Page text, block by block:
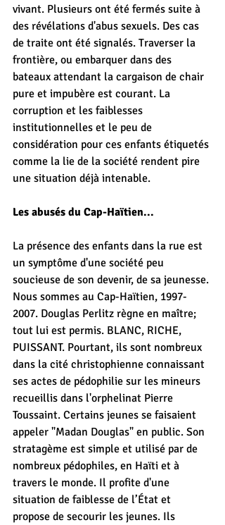
vivant. Plusieurs ont été fermés suite à
des révélations d'abus sexuels. Des cas
de traite ont été signalés. Traverser la
frontière, ou embarquer dans des
bateaux attendant la cargaison de chair
pure et impubère est courant. La
corruption et les faiblesses
institutionnelles et le peu de
considération pour ces enfants étiquetés
comme la lie de la société rendent pire
une situation déjà intenable.
Les abusés du Cap-Haïtien...
La présence des enfants dans la rue est
un symptôme d'une société peu
soucieuse de son devenir, de sa jeunesse.
Nous sommes au Cap-Haïtien, 1997-
2007. Douglas Perlitz règne en maître;
tout lui est permis. BLANC, RICHE,
PUISSANT. Pourtant, ils sont nombreux
dans la cité christophienne connaissant
ses actes de pédophilie sur les mineurs
recueillis dans l'orphelinat Pierre
Toussaint. Certains jeunes se faisaient
appeler "Madan Douglas" en public. Son
stratagème est simple et utilisé par de
nombreux pédophiles, en Haïti et à
travers le monde. Il profite d'une
situation de faiblesse de l’État et
propose de secourir les jeunes. Ils